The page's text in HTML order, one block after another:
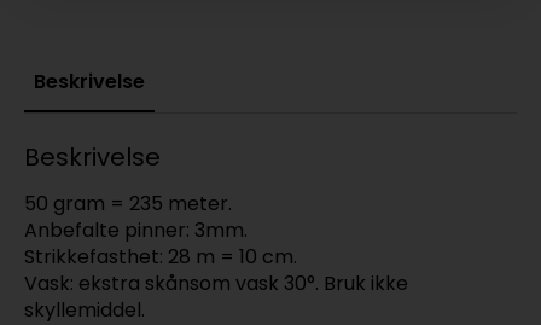
Beskrivelse
Beskrivelse
50 gram = 235 meter.
Anbefalte pinner: 3mm.
Strikkefasthet: 28 m = 10 cm.
Vask: ekstra skånsom vask 30°. Bruk ikke
skyllemiddel.